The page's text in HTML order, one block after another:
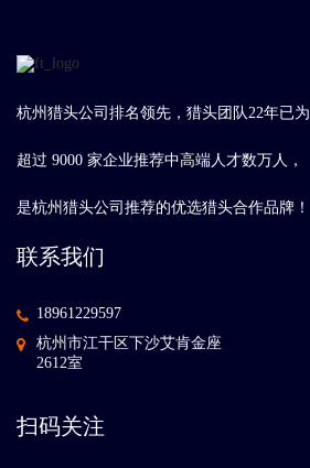
杭州猎头公司排名领先，猎头团队22年已为
超过 9000 家企业推荐中高端人才数万人，
是杭州猎头公司推荐的优选猎头合作品牌！
联系我们
18961229597
杭州市江干区下沙艾肯金座
2612室
扫码关注